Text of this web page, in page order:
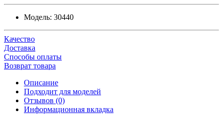
Модель: 30440
Качество
Доставка
Способы оплаты
Возврат товара
Описание
Подходит для моделей
Отзывов (0)
Информационная вкладка